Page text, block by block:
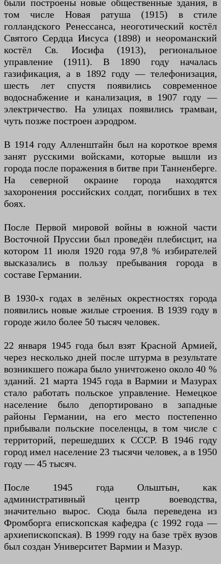
были построены новые общественные здания, в
том числе Новая ратуша (1915) в стиле
голландского Ренессанса, неоготический костёл
Святого Сердца Иисуса (1898) и неороманский
костёл Св. Иосифа (1913), региональное
управление (1911). В 1890 году началась
газификация, а в 1892 году — телефонизация,
шесть лет спустя появились современное
водоснабжение и канализация, в 1907 году —
электричество. На улицах появились трамваи,
чуть позже построен аэродром.
В 1914 году Алленштайн был на короткое время
занят русскими войсками, которые вышли из
города после поражения в битве при Танненберге.
На северной окраине города находятся
захоронения российских солдат, погибших в тех
боях.
После Первой мировой войны в южной части
Восточной Пруссии был проведён плебисцит, на
котором 11 июля 1920 года 97,8 % избирателей
высказались в пользу пребывания города в
составе Германии.
В 1930-х годах в зелёных окрестностях города
появились новые жилые строения. В 1939 году в
городе жило более 50 тысяч человек.
22 января 1945 года был взят Красной Армией,
через несколько дней после штурма в результате
возникшего пожара было уничтожено около 40 %
зданий. 21 марта 1945 года в Вармии и Мазурах
стало работать польское управление. Немецкое
население было депортировано в западные
районы Германии, на его место постепенно
прибывали польские поселенцы, в том числе с
территорий, перешедших к СССР. В 1946 году
город имел население 23 тысячи человек, а в 1950
году — 45 тысяч.
После 1945 года Ольштын, как
административный центр воеводства,
значительно вырос. Сюда была переведена из
Фромборга епископская кафедра (с 1992 года —
архиепископская). В 1999 году на базе трёх вузов
был создан Университет Вармии и Мазур.